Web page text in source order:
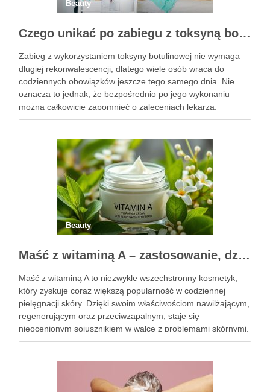
Beauty
Czego unikać po zabiegu z toksyną botulinową?
Zabieg z wykorzystaniem toksyny botulinowej nie wymaga
długiej rekonwalescencji, dlatego wiele osób wraca do
codziennych obowiązków jeszcze tego samego dnia. Nie
oznacza to jednak, że bezpośrednio po jego wykonaniu
można całkowicie zapomnieć o zaleceniach lekarza.
Pierwsze godziny i dni po zabiegu mają znaczenie dla
Beauty
Maść z witaminą A – zastosowanie, działanie i bezpieczeństwo stosowania
Maść z witaminą A to niezwykle wszechstronny kosmetyk,
który zyskuje coraz większą popularność w codziennej
pielęgnacji skóry. Dzięki swoim właściwościom nawilżającym,
regenerującym oraz przeciwzapalnym, staje się
nieocenionym sojusznikiem w walce z problemami skórnymi,
takimi jak zmarszczki, trądzik czy podrażnienia. Jej działanie